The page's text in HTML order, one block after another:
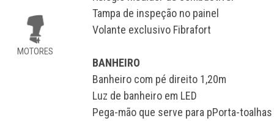
MOTORES
Tampa de inspeção no painel
Volante exclusivo Fibrafort
BANHEIRO
Banheiro com pé direito 1,20m
Luz de banheiro em LED
Pega-mão que serve para pPorta-toalhas